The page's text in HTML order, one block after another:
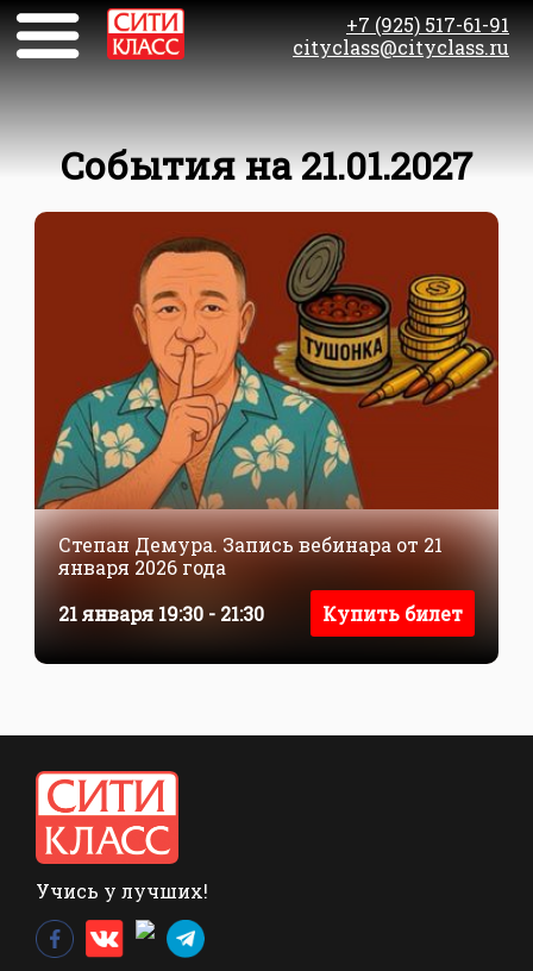
+7 (925) 517-61-91
cityclass@cityclass.ru
События на 21.01.2027
Степан Демура. Запись вебинара от 21
января 2026 года
21 января 19:30 - 21:30
Купить билет
Учись у лучших!